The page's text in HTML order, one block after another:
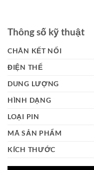
Thông số kỹ thuật
CHÂN KẾT NỐI
ĐIỆN THẾ
DUNG LƯỢNG
HÌNH DẠNG
LOẠI PIN
MÃ SẢN PHẨM
KÍCH THƯỚC